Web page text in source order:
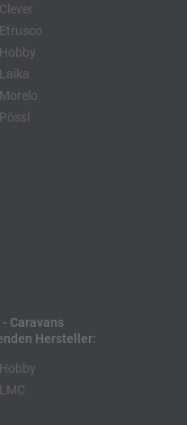
Clever
Etrusco
Hobby
Laika
Morelo
Pössl
Caravans
Hersteller:
Hobby
LMC